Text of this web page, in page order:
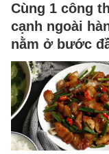
Cùng 1 công
cạnh ngoài
nằm ở bước